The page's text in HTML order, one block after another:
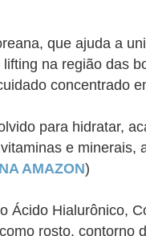
que ajuda a
na região das
concentrado
para hidratar,
e minerais,
AMAZON)
Hialurônico,
rosto, contorno